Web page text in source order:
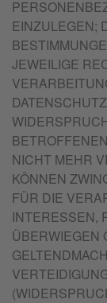
EINZULEGEN;
JEWEILIGE
NICHT MEHR
KÖNNEN
FÜR DIE
INTERESSEN,
ÜBERWIEGEN